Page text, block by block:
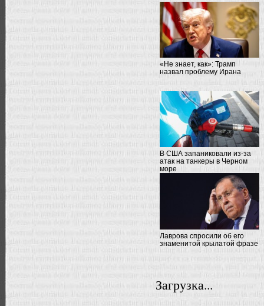
«Не знает, как»: Трамп
назвал проблему Ирана
В США запаниковали из-за
атак на танкеры в Черном
море
Лаврова спросили об его
знаменитой крылатой фразе
Загрузка...